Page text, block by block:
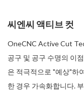
씨엔씨 액티브 컷
OneCNC Active Cut
공구 및 공구 수명의 이
은 적극적으로 "예상"하
한 경우 가속화합니다.